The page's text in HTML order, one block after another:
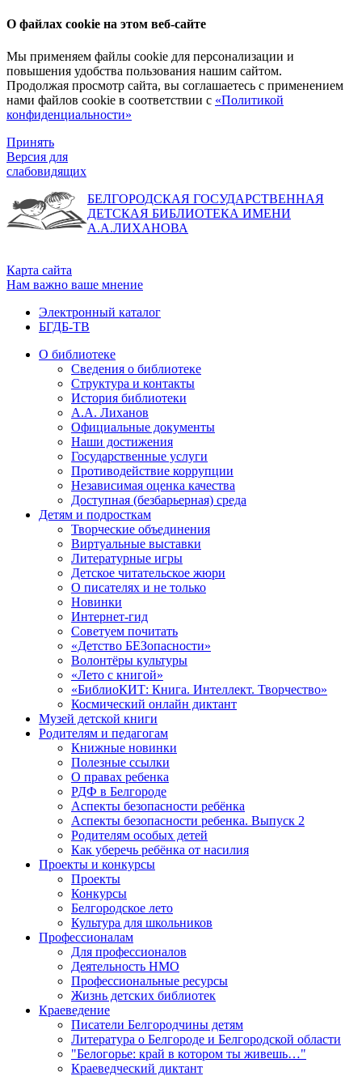
О файлах cookie на этом веб-сайте
Мы применяем файлы cookie для персонализации и
повышения удобства пользования нашим сайтом.
Продолжая просмотр сайта, вы соглашаетесь с применением
нами файлов cookie в соответствии с «Политикой
конфиденциальности»
Принять
Версия для
слабовидящих
БЕЛГОРОДСКАЯ ГОСУДАРСТВЕННАЯ
ДЕТСКАЯ БИБЛИОТЕКА ИМЕНИ
А.А.ЛИХАНОВА
Карта сайта
Нам важно ваше мнение
Электронный каталог
БГДБ-ТВ
О библиотеке
Сведения о библиотеке
Структура и контакты
История библиотеки
А.А. Лиханов
Официальные документы
Наши достижения
Государственные услуги
Противодействие коррупции
Независимая оценка качества
Доступная (безбарьерная) среда
Детям и подросткам
Творческие объединения
Виртуальные выставки
Литературные игры
Детское читательское жюри
О писателях и не только
Новинки
Интернет-гид
Советуем почитать
«Детство БЕЗопасности»
Волонтёры культуры
«Лето с книгой»
«БиблиоКИТ: Книга. Интеллект. Творчество»
Космический онлайн диктант
Музей детской книги
Родителям и педагогам
Книжные новинки
Полезные ссылки
О правах ребенка
РДФ в Белгороде
Аспекты безопасности ребёнка
Аспекты безопасности ребенка. Выпуск 2
Родителям особых детей
Как уберечь ребёнка от насилия
Проекты и конкурсы
Проекты
Конкурсы
Белгородское лето
Культура для школьников
Профессионалам
Для профессионалов
Деятельность НМО
Профессиональные ресурсы
Жизнь детских библиотек
Краеведение
Писатели Белгородчины детям
Литература о Белгороде и Белгородской области
"Белогорье: край в котором ты живешь…"
Краеведческий диктант